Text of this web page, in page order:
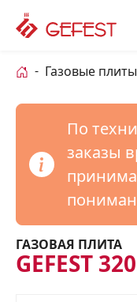
Газовые плиты
По
заказы
ГАЗОВАЯ ПЛИТА
GEFEST